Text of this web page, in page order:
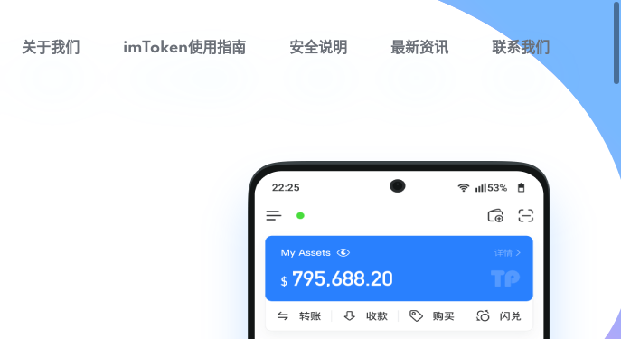
关于我们 imToken使用指南 安全说明 最新资讯 联系我们